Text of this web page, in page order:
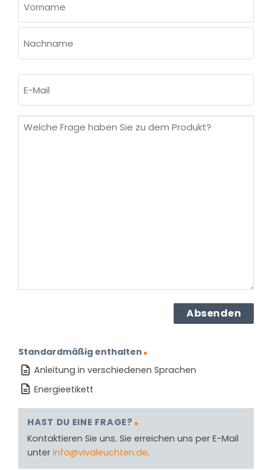
(ERFORDERLICH)
Vorname
Mail
Welche
Standardmäßig enthalten
Anleitung in verschiedenen Sprachen
Energieetikett
HAST DU EINE FRAGE?
Kontaktieren Sie uns. Sie erreichen uns per E-Mail
unter info@vivaleuchten.de.